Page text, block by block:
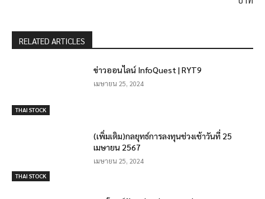
RELATED ARTICLES
THAI STOCK
ข่าวออนไลน์ InfoQuest | RYT9
เมษายน 25, 2024
THAI STOCK
(เพิ่มเติม)กลยุทธ์การลงทุนช่วงเช้าวันที่ 25
เมษายน 2567
เมษายน 25, 2024